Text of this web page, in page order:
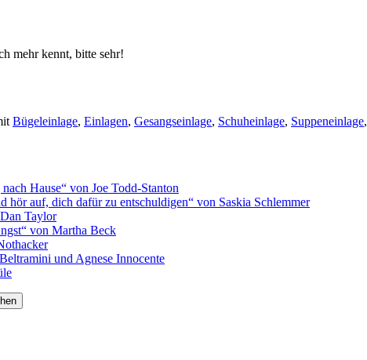
mehr kennt, bit­te sehr!
Bügeleinlage, Einlagen, Gesangseinlage, Schuheinlage, Suppeneinlage,
Hause“ von Joe Todd-Stanton
hör auf, dich dafür zu entschuldigen“ von Saskia Schlemmer
Taylor
von Martha Beck
und Agnese Innocente